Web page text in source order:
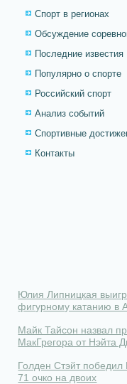
Спорт в регионах
Обсуждение
Последние известия
Популярно о спорте
Российский спорт
Анализ событий
Спортивные
Контакты
Юлия Липницкая
фигурному катанию в
Майк Тайсон назвал
МакГрегора от Нэйта
Голден Стэйт
71 очко на двоих